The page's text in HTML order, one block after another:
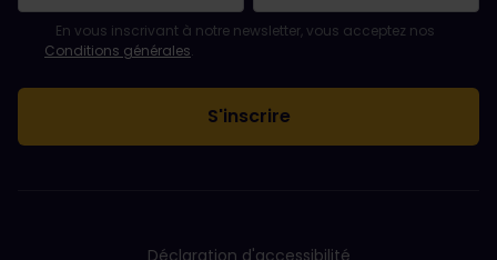
Le champ adresse e-mail est obligatoire.
L'adresse e-mail n'est pas valide !
L'inscription à la newsletter a échoué. Veuillez réessayer
Vous êtes déjà abonné(e) à cette newsletter.
Veuillez accepter les conditions générales pour vous inscrire à
En vous inscrivant à notre newsletter, vous acceptez nos
Conditions générales.
Déclaration d'accessibilité